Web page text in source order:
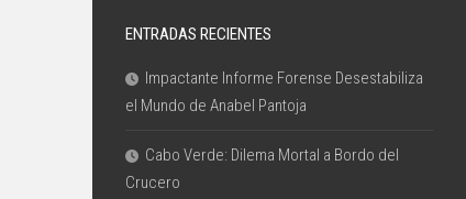
ENTRADAS RECIENTES
Impactante Informe Forense Desestabiliza
el Mundo de Anabel Pantoja
Cabo Verde: Dilema Mortal a Bordo del
Crucero